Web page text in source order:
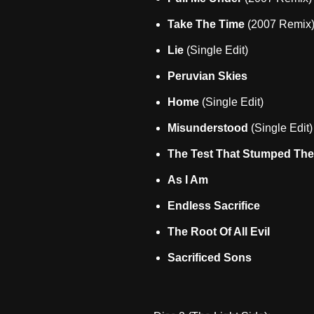
Take The Time (2007 Remix)
Lie (Single Edit)
Peruvian Skies
Home (Single Edit)
Misunderstood (Single Edit)
The Test That Stumped
As I Am
Endless Sacrifice
The Root Of All Evil
Sacrificed Sons